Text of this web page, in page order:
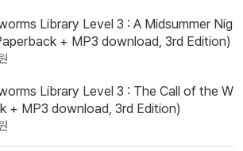
Library Level 3 : A Midsummer Nig
+ MP3 download, 3rd Edition)
Library Level 3 : The Call of the W
+ MP3 download, 3rd Edition)